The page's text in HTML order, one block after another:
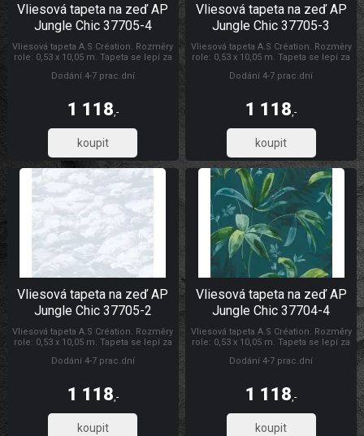
Vliesová tapeta na zeď AP
Jungle Chic 37705-4
Vliesová tapeta A.S Création. Rozměry
role: 0,53 x 10,05 m. Tapeta se lepí za
zeď. Vliesové tapety na zeď se
zakrytí jemných prasklin. AP Jungle
Dodání 4-7 prac.dní
1 118 ,-
923,61
Vliesová tapeta na zeď AP
Jungle Chic 37705-3
Vliesová tapeta A.S Création. Rozměry
role: 0,53 x 10,05 m. Tapeta se lepí za
zeď. Vliesové tapety na zeď se
zakrytí jemných prasklin. Tapety AS
Création AP Jungle Chic
Dodání 4-7 prac.dní
1 118 ,-
923,61
Vliesová tapeta na zeď AP
Jungle Chic 37705-2
Vliesová tapeta A.S Création. Rozměry
role: 0,53 x 10,05 m. Tapeta se lepí za
zeď. Vliesové tapety na zeď se
zakrytí jemných prasklin. AP Jungle
Dodání 4-7 prac.dní
1 118,-
923,61
Vliesová tapeta na zeď AP
Jungle Chic 37704-4
Vliesová tapeta A.S Création. Rozměry
role: 0,53 x 10,05 m. Tapeta se lepí za
zeď. Vliesové tapety na zeď se
zakrytí jemných prasklin. Tapety AS
Création AP Jungle Chic
Dodání 4-7 prac.dní
1 118,-
923,61